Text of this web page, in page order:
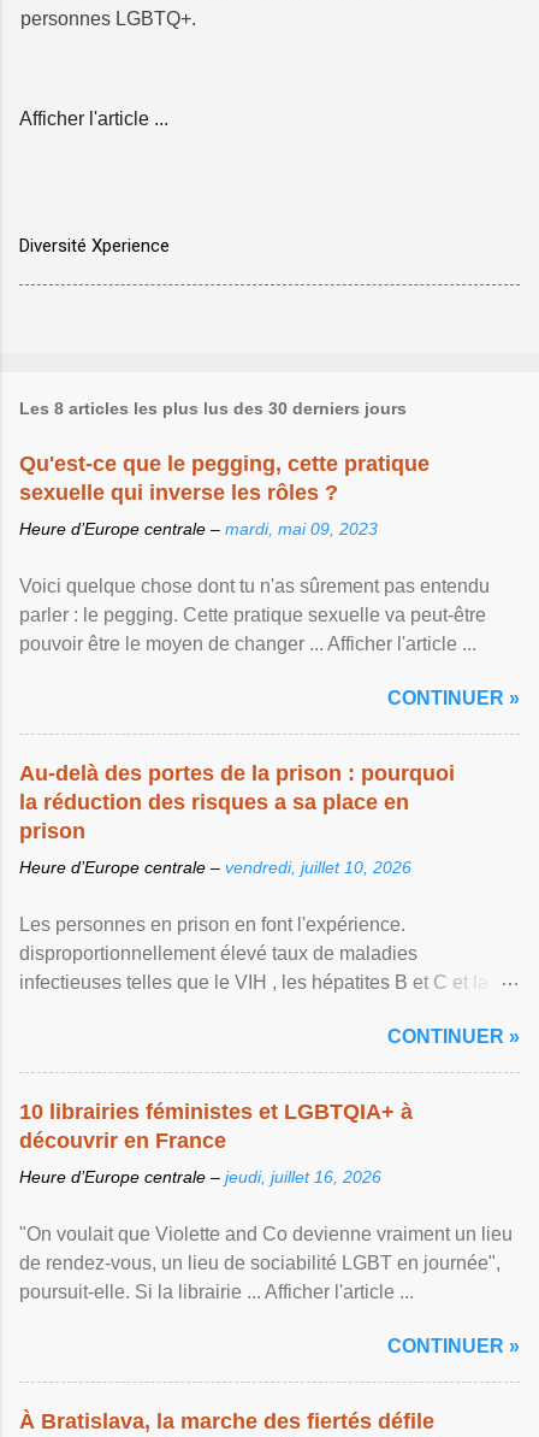
personnes LGBTQ+.
Afficher l'article ...
Diversité Xperience
Les 8 articles les plus lus des 30 derniers jours
Qu'est-ce que le pegging, cette pratique
sexuelle qui inverse les rôles ?
Heure d’Europe centrale – mardi, mai 09, 2023
Voici quelque chose dont tu n'as sûrement pas entendu
parler : le pegging. Cette pratique sexuelle va peut-être
pouvoir être le moyen de changer ... Afficher l'article ...
CONTINUER »
Au-delà des portes de la prison : pourquoi
la réduction des risques a sa place en
prison
Heure d’Europe centrale – vendredi, juillet 10, 2026
Les personnes en prison en font l'expérience.
disproportionnellement élevé taux de maladies
infectieuses telles que le VIH , les hépatites B et C et la ...
CONTINUER »
10 librairies féministes et LGBTQIA+ à
découvrir en France
Heure d’Europe centrale – jeudi, juillet 16, 2026
"On voulait que Violette and Co devienne vraiment un lieu
de rendez-vous, un lieu de sociabilité LGBT en journée",
poursuit-elle. Si la librairie ... Afficher l'article ...
CONTINUER »
À Bratislava, la marche des fiertés défile